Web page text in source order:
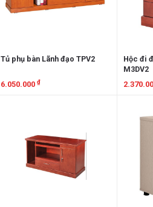
Tủ phụ bàn Lãnh đạo TPV2
6.050.000 ₫
Hộc đi
M3DV2